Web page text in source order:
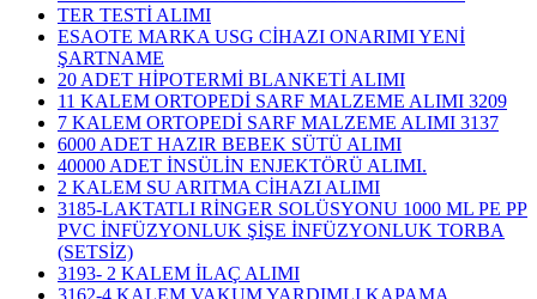
TER TESTİ ALIMI
ESAOTE MARKA USG CİHAZI ONARIMI YENİ
ŞARTNAME
20 ADET HİPOTERMİ BLANKETİ ALIMI
11 KALEM ORTOPEDİ SARF MALZEME ALIMI 3209
7 KALEM ORTOPEDİ SARF MALZEME ALIMI 3137
6000 ADET HAZIR BEBEK SÜTÜ ALIMI
40000 ADET İNSÜLİN ENJEKTÖRÜ ALIMI.
2 KALEM SU ARITMA CİHAZI ALIMI
3185-LAKTATLI RİNGER SOLÜSYONU 1000 ML PE PP
PVC İNFÜZYONLUK ŞİŞE İNFÜZYONLUK TORBA
(SETSİZ)
3193- 2 KALEM İLAÇ ALIMI
3162-4 KALEM VAKUM YARDIMLI KAPAMA